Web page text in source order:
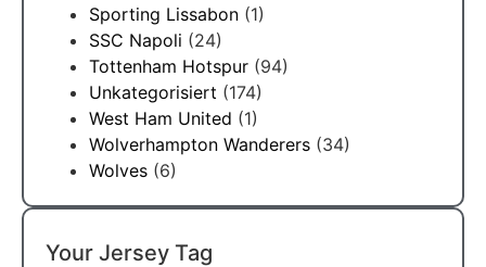
Sporting Lissabon (1)
SSC Napoli (24)
Tottenham Hotspur (94)
Unkategorisiert (174)
West Ham United (1)
Wolverhampton Wanderers (34)
Wolves (6)
Your Jersey Tag